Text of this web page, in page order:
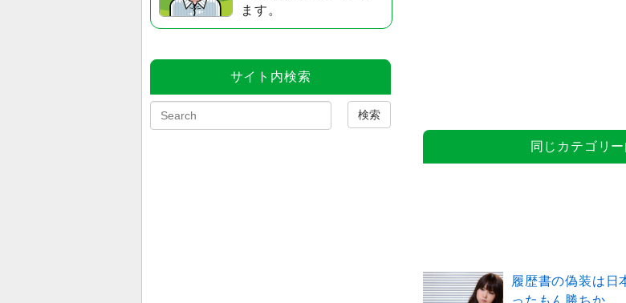
同じカテゴリ
履歴書の偽装は日
ったもん勝ちか
ます。
サイト内検索
検索